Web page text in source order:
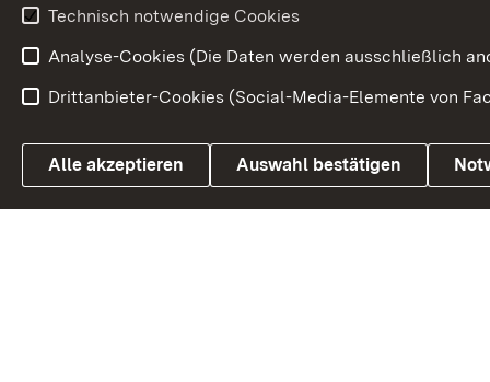
Urlaubs- und Kulturland
Link zum Landesportal
Technisch notwendige Cookies
Analyse-Cookies (Die Daten werden ausschließlich
Drittanbieter-Cookies (Social-Media-Elemente von
Alle akzeptieren Auswahl bestätigen